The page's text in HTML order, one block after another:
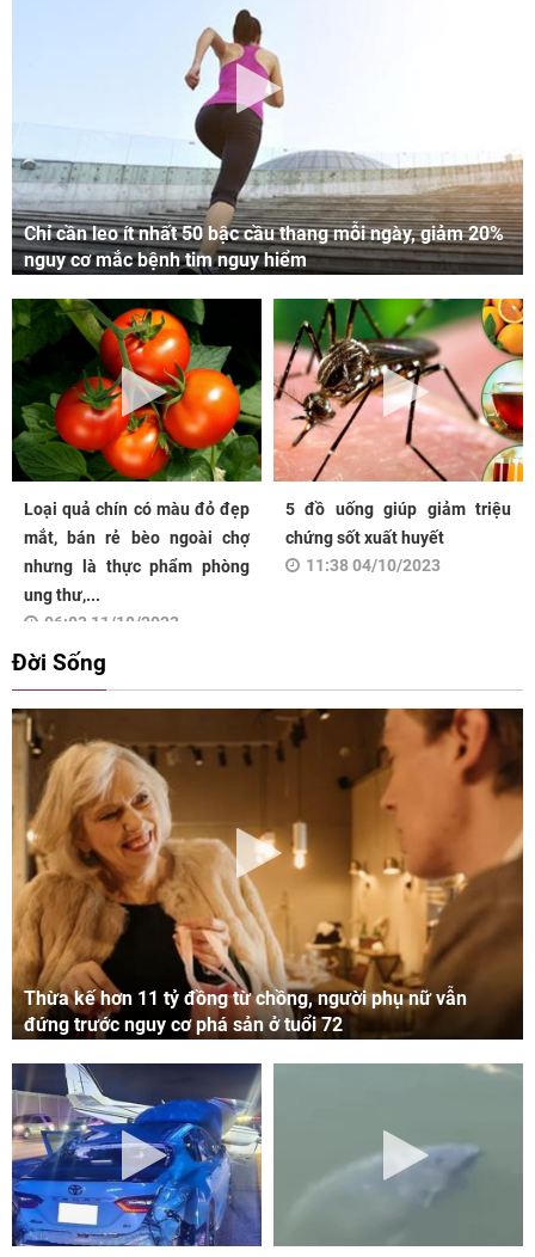
Chỉ cần leo ít nhất 50 bậc cầu thang mỗi ngày, giảm 20%
nguy cơ mắc bệnh tim nguy hiểm
Loại quả chín có màu đỏ đẹp
mắt, bán rẻ bèo ngoài chợ
nhưng là thực phẩm phòng
ung thư,...
06:03 11/10/2023
5 đồ uống giúp giảm triệu
chứng sốt xuất huyết
11:38 04/10/2023
Đời Sống
Thừa kế hơn 11 tỷ đồng từ chồng, người phụ nữ vẫn
đứng trước nguy cơ phá sản ở tuổi 72